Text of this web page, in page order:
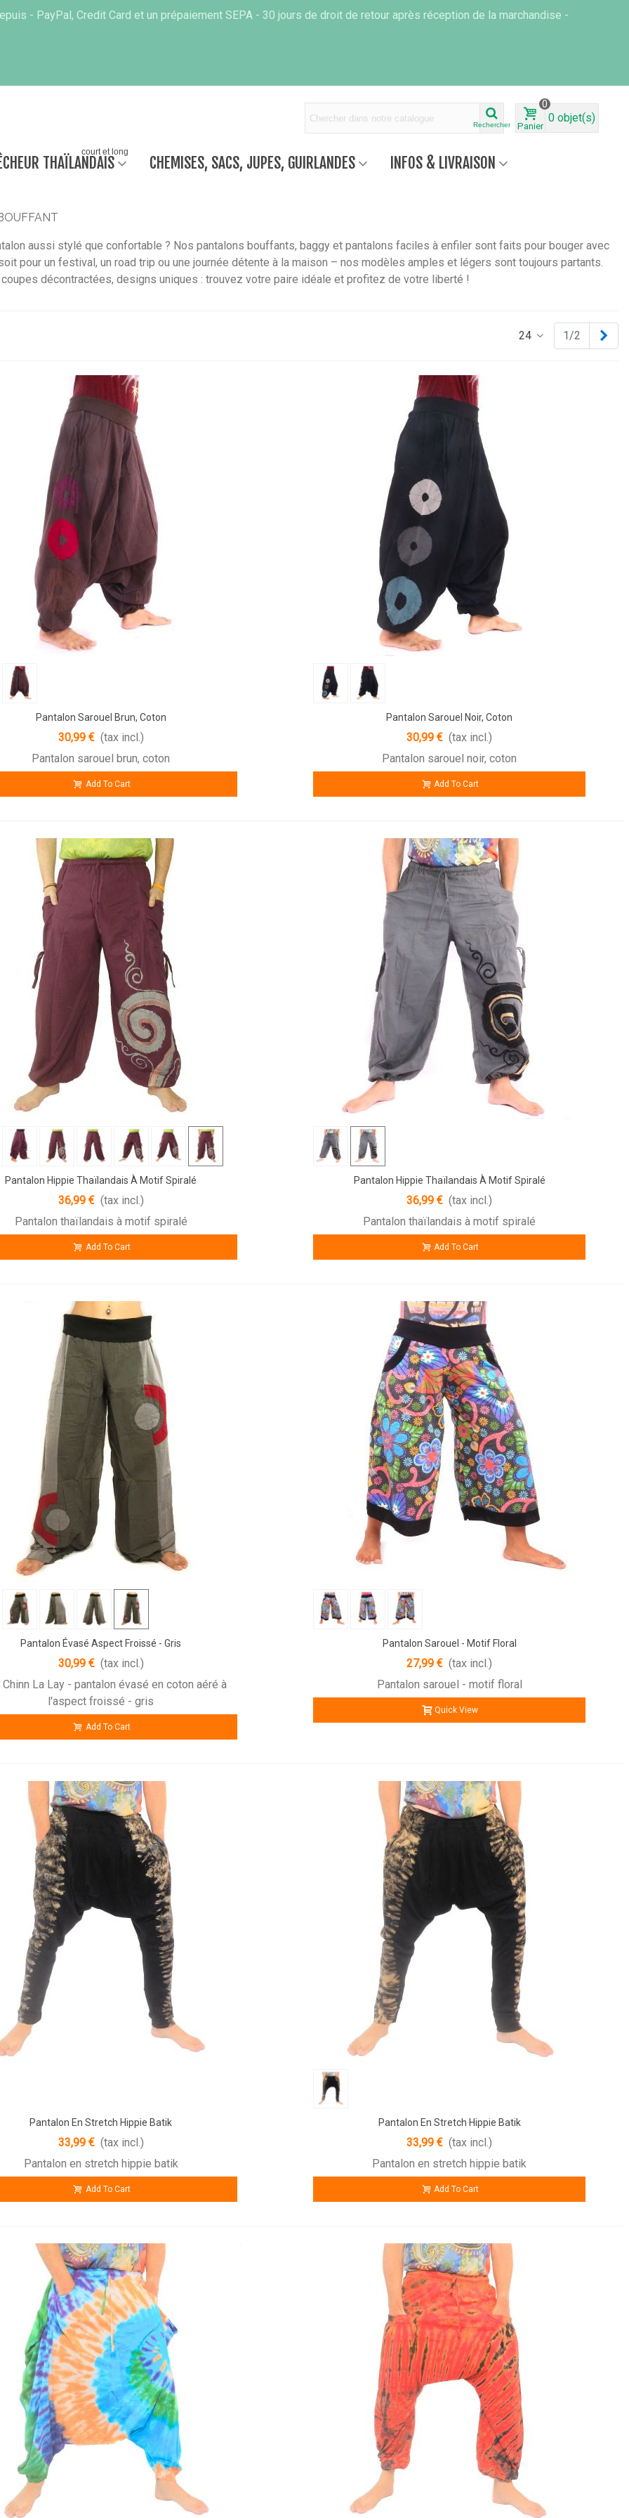
- PayPal, Credit Card et un prépaiement SEPA - 30 jours de droit de retour après réception de la marchandise -
Rechercher Panier
0
0 objet(s)
THAÏLANDAIS
court et long
CHEMISES, SACS, JUPES, GUIRLANDES INFOS & LIVRAISON
aussi stylé que confortable ? Nos pantalons bouffants, baggy et pantalons faciles à enfiler sont faits pour bouger avec
pour un festival, un road trip ou une journée détente à la maison – nos modèles amples et légers sont toujours partants.
décontractées, designs uniques : trouvez votre paire idéale et profitez de votre liberté !
24 1/2
Pantalon Sarouel Brun, Coton
30,99 € (tax incl.)
Pantalon sarouel brun, coton
Add To Cart
Pantalon Sarouel Noir, Coton
30,99 € (tax incl.)
Pantalon sarouel noir, coton
Add To Cart
Pantalon Hippie Thaïlandais À Motif Spiralé
36,99 € (tax incl.)
Pantalon thaïlandais à motif spiralé
Add To Cart
Pantalon Hippie Thaïlandais À Motif Spiralé
36,99 € (tax incl.)
Pantalon thaïlandais à motif spiralé
Add To Cart
Pantalon Évasé Aspect Froissé - Gris
30,99 € (tax incl.)
La Lay - pantalon évasé en coton aéré à
l'aspect froissé - gris
Add To Cart
Pantalon Sarouel - Motif Floral
27,99 € (tax incl.)
Pantalon sarouel - motif floral
Quick View
Pantalon En Stretch Hippie Batik
33,99 € (tax incl.)
Pantalon en stretch hippie batik
Add To Cart
Pantalon En Stretch Hippie Batik
33,99 € (tax incl.)
Pantalon en stretch hippie batik
Add To Cart